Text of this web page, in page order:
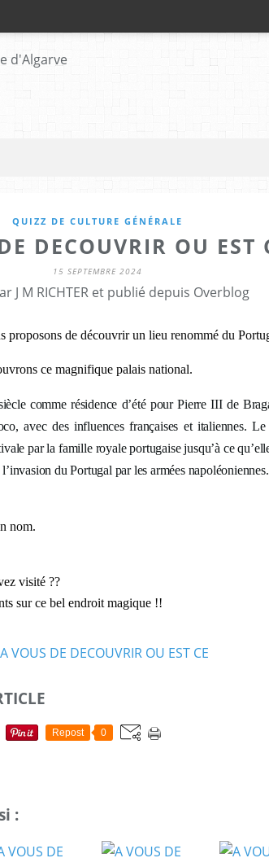
QUIZZ DE CULTURE GÉNÉRALE
DECOUVRIR OU EST
15 SEPTEMBRE 2024
J M RICHTER et publié depuis Overblog
proposons de découvrir un lieu renommé du
ce magnifique palais national.
comme résidence d’été pour Pierre III de
avec des influences françaises et italiennes.
par la famille royale portugaise jusqu’à ce
du Portugal par les armées napoléoniennes.
nom.
visité ??
sur ce bel endroit magique !!
Repost 0
: